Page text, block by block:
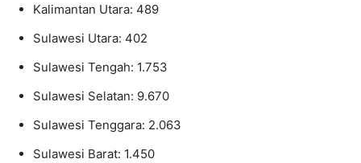
Kalimantan Utara: 489
Sulawesi Utara: 402
Sulawesi Tengah: 1.753
Sulawesi Selatan: 9.670
Sulawesi Tenggara: 2.063
Sulawesi Barat: 1.450